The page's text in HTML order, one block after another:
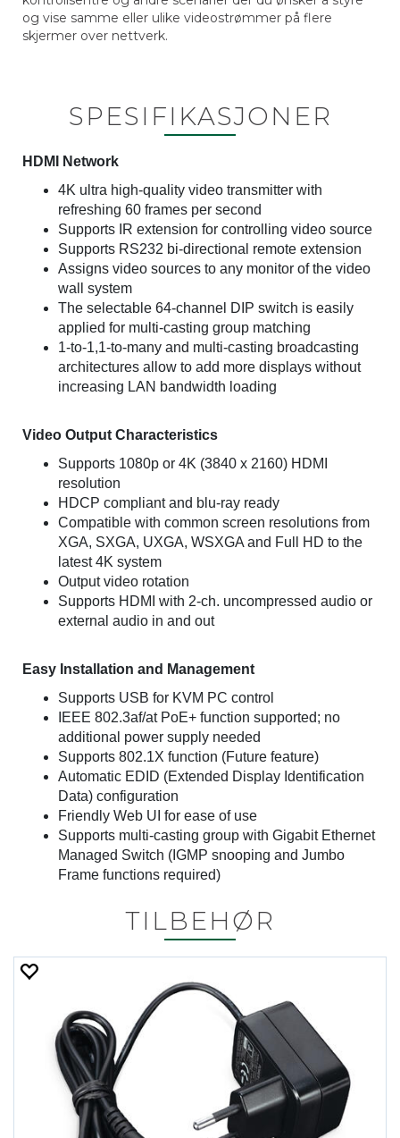
og vise samme eller ulike videostrømmer på flere
skjermer over nettverk.
SPESIFIKASJONER
HDMI Network
4K ultra high-quality video transmitter with
refreshing 60 frames per second
Supports IR extension for controlling video source
Supports RS232 bi-directional remote extension
Assigns video sources to any monitor of the video
wall system
The selectable 64-channel DIP switch is easily
applied for multi-casting group matching
1-to-1,1-to-many and multi-casting broadcasting
architectures allow to add more displays without
increasing LAN bandwidth loading
Video Output Characteristics
Supports 1080p or 4K (3840 x 2160) HDMI
resolution
HDCP compliant and blu-ray ready
Compatible with common screen resolutions from
XGA, SXGA, UXGA, WSXGA and Full HD to the
latest 4K system
Output video rotation
Supports HDMI with 2-ch. uncompressed audio or
external audio in and out
Easy Installation and Management
Supports USB for KVM PC control
IEEE 802.3af/at PoE+ function supported; no
additional power supply needed
Supports 802.1X function (Future feature)
Automatic EDID (Extended Display Identification
Data) configuration
Friendly Web UI for ease of use
Supports multi-casting group with Gigabit Ethernet
Managed Switch (IGMP snooping and Jumbo
Frame functions required)
TILBEHØR